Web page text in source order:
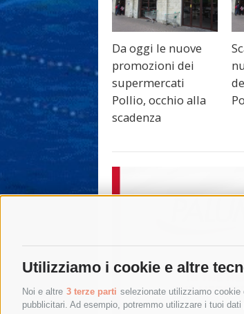
Utilizziamo i cookie e altre
Noi e altre 3 terze parti selezionate utilizziamo
pubblicitari. Ad esempio, potremmo utilizzare i tuoi
Da oggi le nuove
promozioni dei
supermercati
Pollio, occhio alla
scadenza